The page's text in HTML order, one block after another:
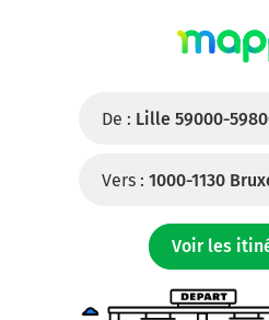
De : Lille 59000-
Vers : 1000-1130 Bruxelles Région De
Voir les